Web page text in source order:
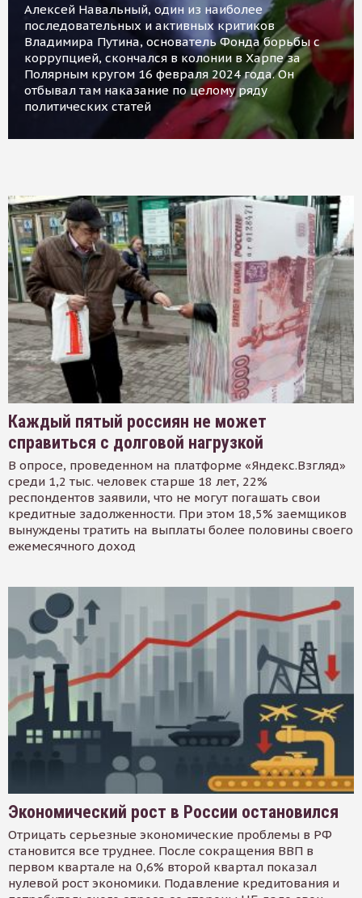
Алексей Навальный, один из наиболее
последовательных и активных критиков
Владимира Путина, основатель Фонда борьбы с
коррупцией, скончался в колонии в Харпе за
Полярным кругом 16 февраля 2024 года. Он
отбывал там наказание по целому ряду
политических статей
Каждый пятый россиян не может
справиться с долговой нагрузкой
В опросе, проведенном на платформе «Яндекс.Взгляд»
среди 1,2 тыс. человек старше 18 лет, 22%
респондентов заявили, что не могут погашать свои
кредитные задолженности. При этом 18,5% заемщиков
вынуждены тратить на выплаты более половины своего
ежемесячного доход
Экономический рост в России остановился
Отрицать серьезные экономические проблемы в РФ
становится все труднее. После сокращения ВВП в
первом квартале на 0,6% второй квартал показал
нулевой рост экономики. Подавление кредитования и